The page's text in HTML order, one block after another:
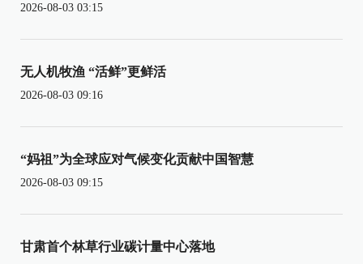
2026-08-03 03:15
无人机牧渔 “活鲜”更鲜活
2026-08-03 09:16
“妈祖”为全球应对气候变化贡献中国智慧
2026-08-03 09:15
甘肃首个林草行业碳计量中心落地